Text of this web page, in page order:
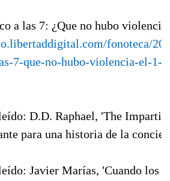
a las 7: ¿Que no hubo violencia
fonoteca/
7-que-no-hubo-violencia-el-1-
D.D. Raphael, 'The Impartial
para una historia de la
Javier Marías, 'Cuando los